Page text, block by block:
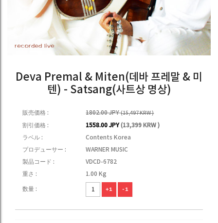
Deva Premal & Miten(데바 프레말 & 미
텐) - Satsang(사트상 명상)
販売価格 : 1802.00 JPY(15,497 KRW )
割引価格 : 1558.00 JPY(13,399 KRW )
ラベル :
Contents Korea
プロデューサー :
WARNER MUSIC
製品コード :
VDCD-6782
重さ :
1.00 Kg
数量 : +1 -1